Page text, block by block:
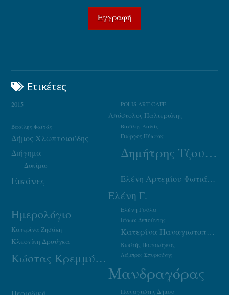
Ετικέτες
2015 POLIS ART CAFE
Απόστολος Παλιεράκης
Βασίλης Λαδάς
Βασίλης Φαϊτάς
Γιώργος Πέππας
Δήμος Χλωπτσιούδης
Δημήτρης Τζουμάκας
Διήγημα
Δοκίμιο
Εικόνες Ελένη Αρτεμίου-Φωτιάδου
Ελένη Γ.
Ελένη Γούλα
Ημερολόγιο Ιάσων Δεπούντης
Κατερίνα Ζησάκη Κατερίνα Παναγιωτοπούλου
Κλεονίκη Δρούγκα Κωστής Παπακόγκος
Κώστας Κρεμμύδας Λάμπρος Σπυριούνης
Μανδραγόρας
Παναγιώτης Δήμου